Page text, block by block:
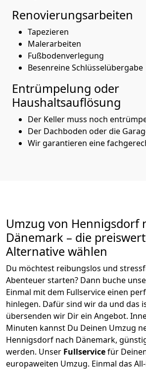
Renovierungsarbeiten
Tapezieren
Malerarbeiten
Fußbodenverlegung
Besenreine Schlüsselübergabe
Entrümpelung oder
Haushaltsauflösung
Der Keller muss noch
Der Dachboden oder die
Wir garantieren eine
Umzug von Hennigsdorf
Dänemark – die
Alternative wählen
Du möchtest reibungslos und
Abenteuer starten? Dann buche
Einmal mit dem Fullservice einen
hinlegen. Dafür sind wir da und das
übersenden wir Dir ein Angebot.
Minuten kannst Du Deinen Umzug
Hennigsdorf nach Dänemark,
werden. Unser Fullservicefür
europaweiten Umzug. Einmal das